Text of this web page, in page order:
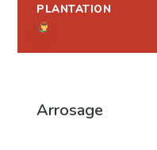
PLANTATION
Arrosage